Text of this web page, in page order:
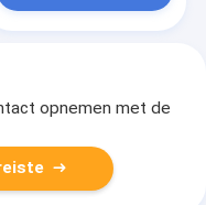
opnemen met de